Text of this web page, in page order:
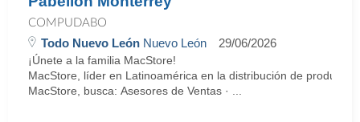
COMPUDABO
Todo Nuevo León Nuevo León 29/06/2026
¡Únete a la familia MacStore!
MacStore, líder en Latinoamérica en la distribución de
MacStore, busca: Asesores de Ventas · ...